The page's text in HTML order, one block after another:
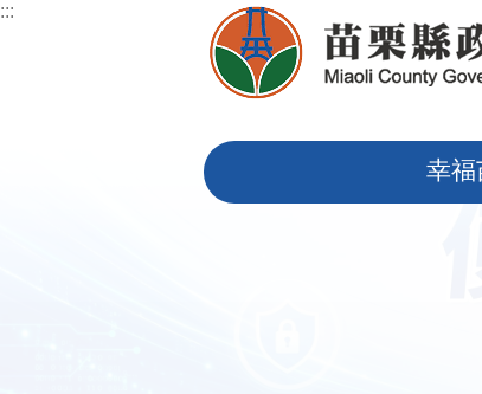
跳到主要內容區塊
:::
幸福